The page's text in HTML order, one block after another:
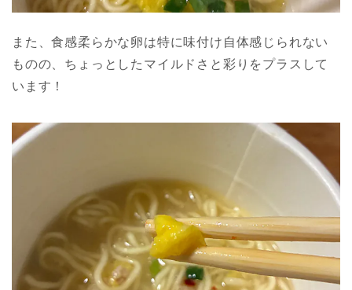
また、食感柔らかな卵は特に味付け自体感じられない
ものの、ちょっとしたマイルドさと彩りをプラスして
います！